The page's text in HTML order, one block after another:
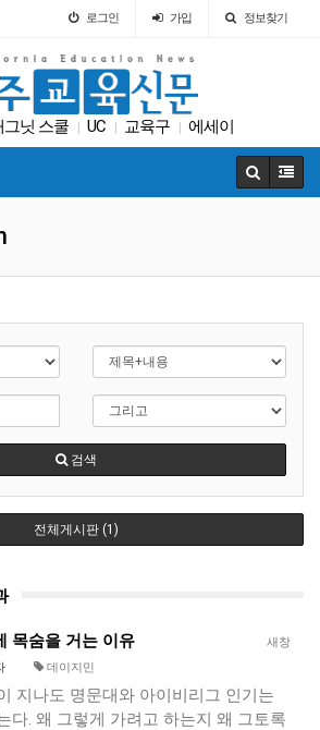
로그인 가입 정보찾기
그닛 스쿨 UC 교육구 에세이
다카 교육구 휴교 DACA
검색
전체게시판 (1)
새창
목숨을 거는 이유
데이지민
지나도 명문대와 아이비리그 인기는
다. 왜 그렇게 가려고 하는지 왜 그토록